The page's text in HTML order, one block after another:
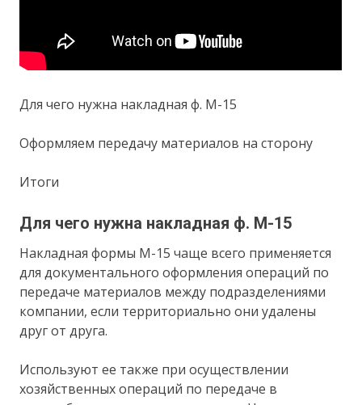
Для чего нужна накладная ф. М-15
Оформляем передачу материалов на сторону
Итоги
Для чего нужна накладная ф. М-15
Накладная формы М-15 чаще всего применяется
для документального оформления операций по
передаче материалов между подразделениями
компании, если территориально они удалены
друг от друга.
Используют ее также при осуществлении
хозяйственных операций по передаче в